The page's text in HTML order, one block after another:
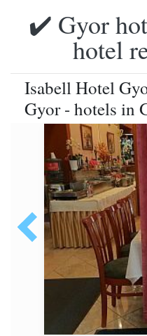
✔️ Gyor
hotel
Isabell Hotel
Gyor - hotels in